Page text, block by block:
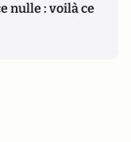
nulle : voilà ce